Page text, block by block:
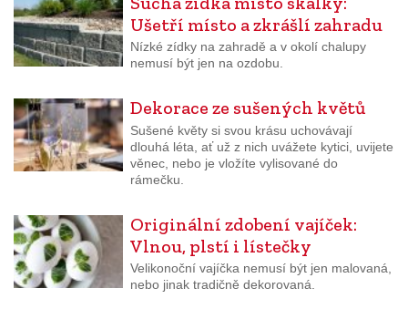
Ušetří místo a zkrášlí zahradu
Nízké zídky na zahradě a v okolí chalupy
nemusí být jen na ozdobu.
Dekorace ze sušených květů
Sušené květy si svou krásu uchovávají
dlouhá léta, ať už z nich uvážete kytici, uvijete
věnec, nebo je vložíte vylisované do
rámečku.
Originální zdobení vajíček:
Vlnou, plstí i lístečky
Velikonoční vajíčka nemusí být jen malovaná,
nebo jinak tradičně dekorovaná.